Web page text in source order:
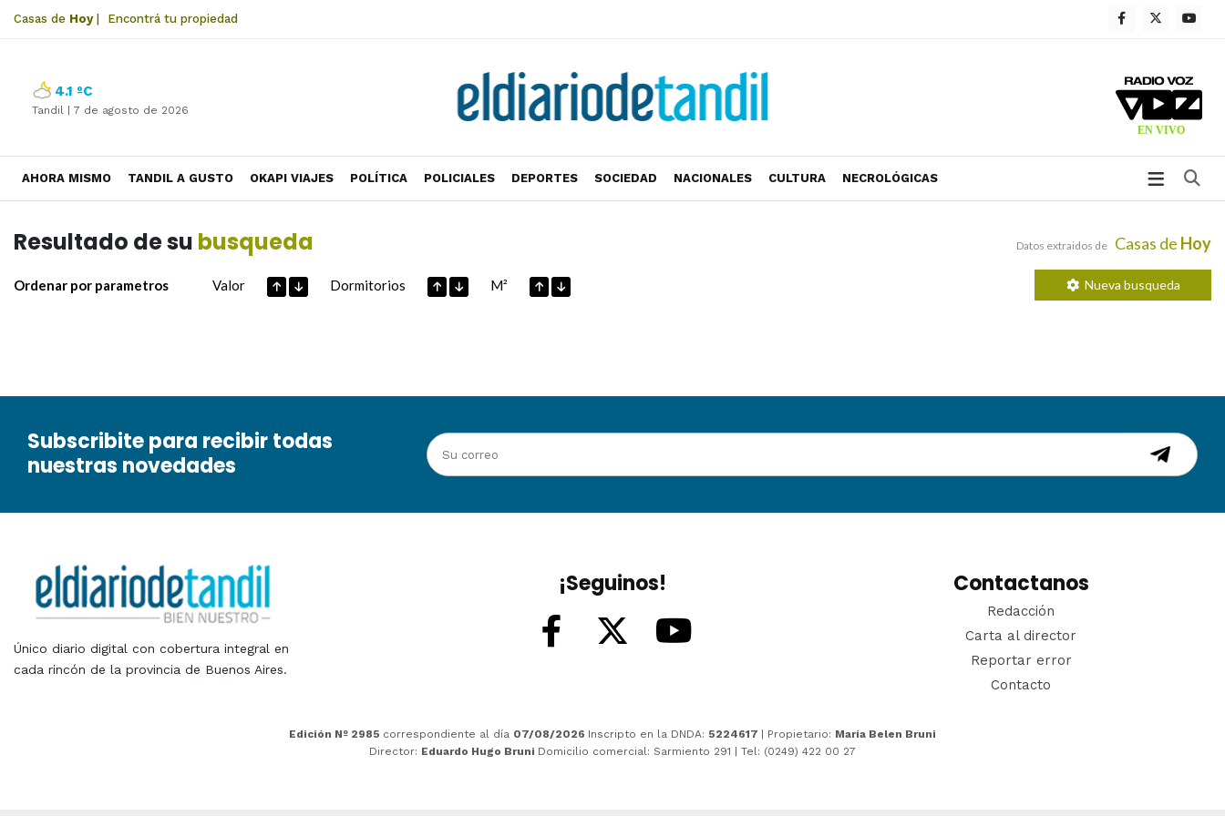
Casas de Hoy| Encontrá tu propiedad
4.1 ºC
Tandil | 7 de agosto de 2026
AHORA MISMO TANDIL A GUSTO OKAPI VIAJES POLÍTICA POLICIALES DEPORTES SOCIEDAD NACIONALES CULTURA NECROLÓGICAS
Resultado de su busqueda Datos extraidos de Casas de Hoy
Ordenar por parametros Valor Dormitorios M² Nueva busqueda
Subscribite para recibir todas
nuestras novedades
Único diario digital con cobertura integral en
cada rincón de la provincia de Buenos Aires.
¡Seguinos! Contactanos
Redacción
Carta al director
Reportar error
Contacto
Edición Nº 2985 correspondiente al día 07/08/2026 Inscripto en la DNDA: 5224617 | Propietario: María Belen Bruni
Director: Eduardo Hugo Bruni Domicilio comercial: Sarmiento 291 | Tel: (0249) 422 00 27